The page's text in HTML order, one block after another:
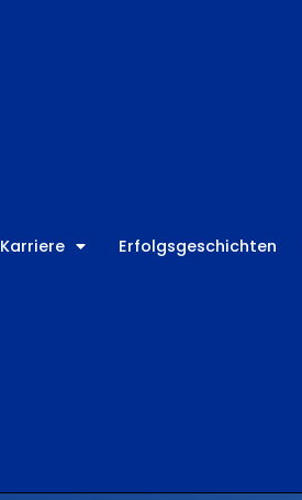
Karriere Erfolgsgeschichten